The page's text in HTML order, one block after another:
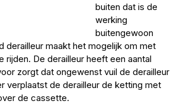
buiten dat is de
werking
buitengewoon
derailleur maakt het mogelijk om met
De derailleur heeft een aantal
zorgt dat ongewenst vuil de derailleur
verplaatst de derailleur de ketting met
de cassette.